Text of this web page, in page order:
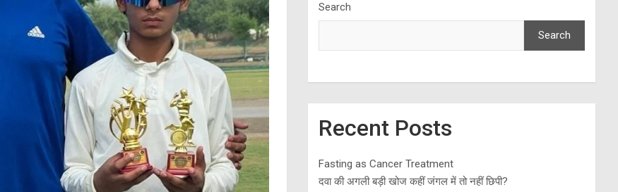
Search
Search
Recent Posts
Fasting as Cancer Treatment
दवा की अगली बड़ी खोज कहीं जंगल में तो नहीं छिपी?